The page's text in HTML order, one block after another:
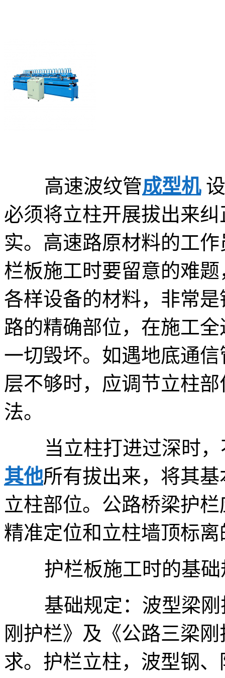
高速波纹管成型机
必须将立柱开展拔出来
实。高速路原材料的工
栏板施工时要留意的难
各样设备的材料，非常
路的精确部位，在施工
一切毁坏。如遇地底通
层不够时，应调节立柱
法。
当立柱打进过深时，
其他所有拔出来，将其
立柱部位。公路桥梁护
精准定位和立柱墙顶标
护栏板施工时的基础
基础规定：波型梁刚
刚护栏》及《公路三梁
求。护栏立柱，波型钢